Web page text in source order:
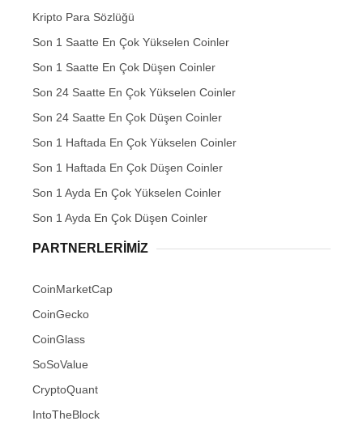
Kripto Para Sözlüğü
Son 1 Saatte En Çok Yükselen Coinler
Son 1 Saatte En Çok Düşen Coinler
Son 24 Saatte En Çok Yükselen Coinler
Son 24 Saatte En Çok Düşen Coinler
Son 1 Haftada En Çok Yükselen Coinler
Son 1 Haftada En Çok Düşen Coinler
Son 1 Ayda En Çok Yükselen Coinler
Son 1 Ayda En Çok Düşen Coinler
PARTNERLERIMIZ
CoinMarketCap
CoinGecko
CoinGlass
SoSoValue
CryptoQuant
IntoTheBlock